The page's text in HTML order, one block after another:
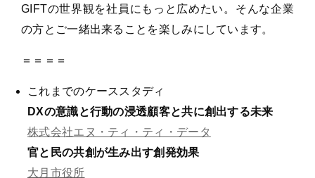
GIFTの世界観を社員にもっと広めたい。そんな企業
の方とご一緒出来ることを楽しみにしています。
＝＝＝＝
これまでのケーススタディ
DXの意識と行動の浸透顧客と共に創出する未来
株式会社エヌ・ティ・ティ・データ
官と民の共創が生み出す創発効果
大月市役所